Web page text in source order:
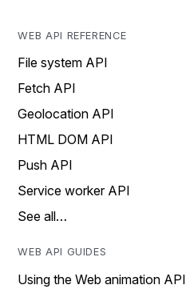
WEB API REFERENCE
File system API
Fetch API
Geolocation API
HTML DOM API
Push API
Service worker API
See all…
WEB API GUIDES
Using the Web animation API